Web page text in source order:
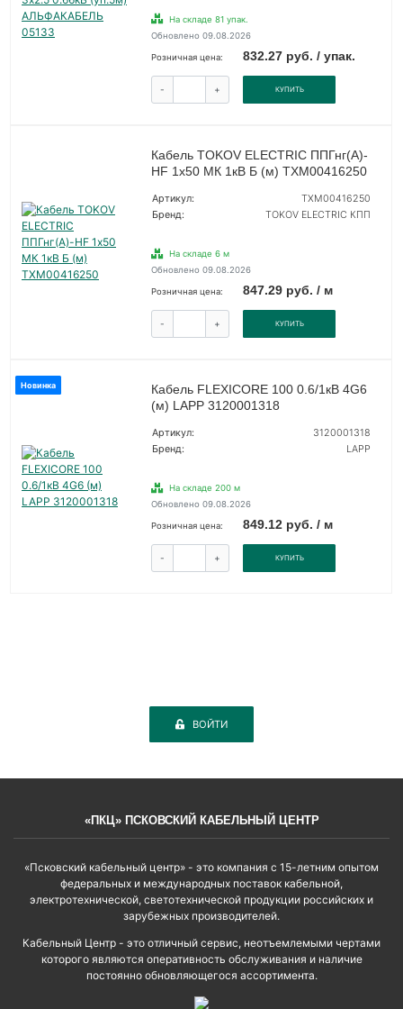
На складе 81 упак.
Обновлено 09.08.2026
Розничная цена: 832.27 руб. / упак.
- + КУПИТЬ
Кабель TOKOV ELECTRIC ППГнг(А)-
HF 1х50 МК 1кВ Б (м) ТХМ00416250
Артикул:
ТХМ00416250
Бренд:
TOKOV ELECTRIC КПП
На складе 6 м
Обновлено 09.08.2026
Розничная цена: 847.29 руб. / м
- + КУПИТЬ
Новинка
Кабель FLEXICORE 100 0.6/1кВ 4G6
(м) LAPP 3120001318
Артикул:
3120001318
Бренд:
LAPP
На складе 200 м
Обновлено 09.08.2026
Розничная цена: 849.12 руб. / м
- + КУПИТЬ
ВОЙТИ
«ПКЦ» ПСКОВСКИЙ КАБЕЛЬНЫЙ ЦЕНТР
«Псковский кабельный центр» - это компания с 15-летним опытом
федеральных и международных поставок кабельной,
электротехнической, светотехнической продукции российских и
зарубежных производителей.
Кабельный Центр - это отличный сервис, неотъемлемыми чертами
которого являются оперативность обслуживания и наличие
постоянно обновляющегося ассортимента.